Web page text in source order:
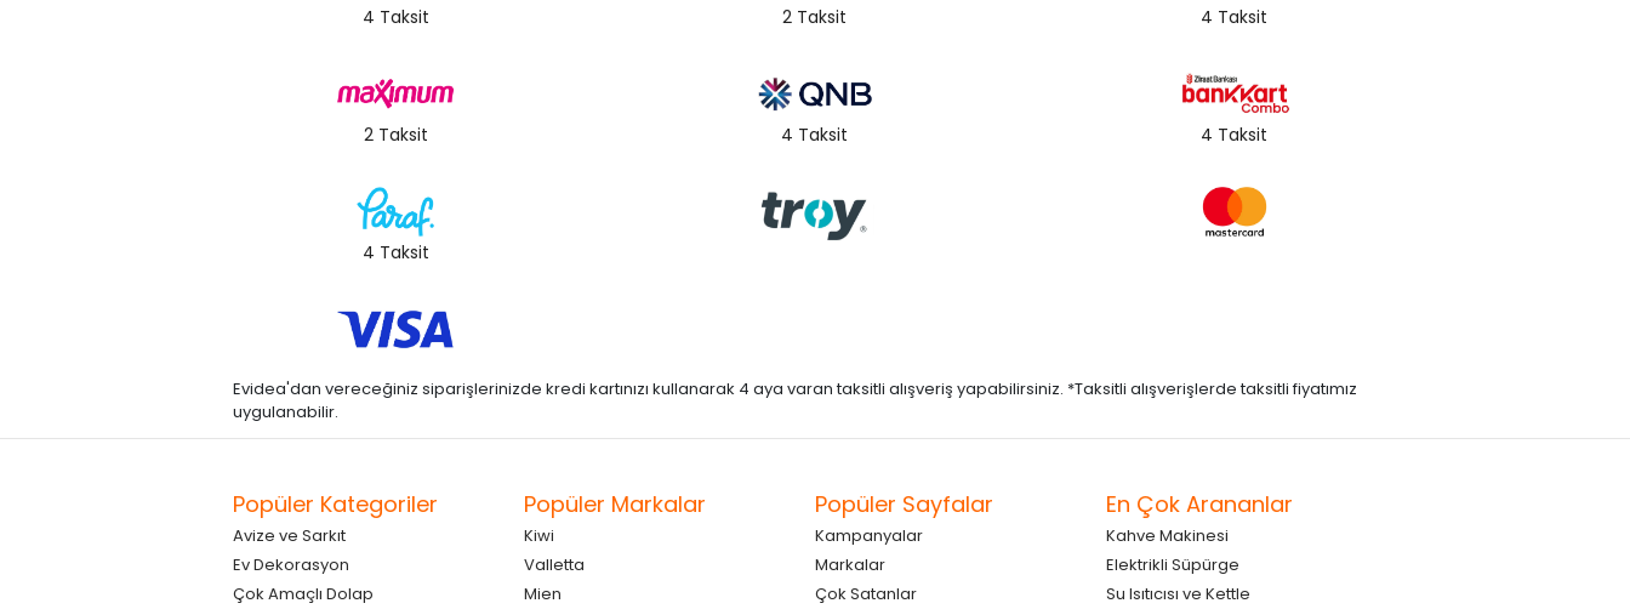
4 Taksit 2 Taksit 4 Taksit
2 Taksit 4 Taksit 4 Taksit
4 Taksit
Evidea'dan vereceğiniz siparişlerinizde kredi kartınızı kullanarak 4 aya varan taksitli alışveriş yapabilirsiniz. *Taksitli alışverişlerde taksitli fiyatımız
uygulanabilir.
Popüler Kategoriler
Avize ve Sarkıt
Ev Dekorasyon
Çok Amaçlı Dolap
Popüler Markalar
Kiwi
Valletta
Mien
Popüler Sayfalar
Kampanyalar
Markalar
Çok Satanlar
En Çok Arananlar
Kahve Makinesi
Elektrikli Süpürge
Su Isıtıcısı ve Kettle